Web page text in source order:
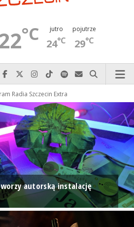
°C jutro
24°C
pojutrze
29°C
Najlepiej po prostu do nas zadzwoń
Odwiedź nas na Facebook-u
Odwiedź nas na X
Odwiedź nas na Instagram-ie
Odwiedź nas na TikTok-u
Szukaj nas na Spotify
Wyślij do nas
Szukaj
Radia Szczecin Extra
autorską instalację